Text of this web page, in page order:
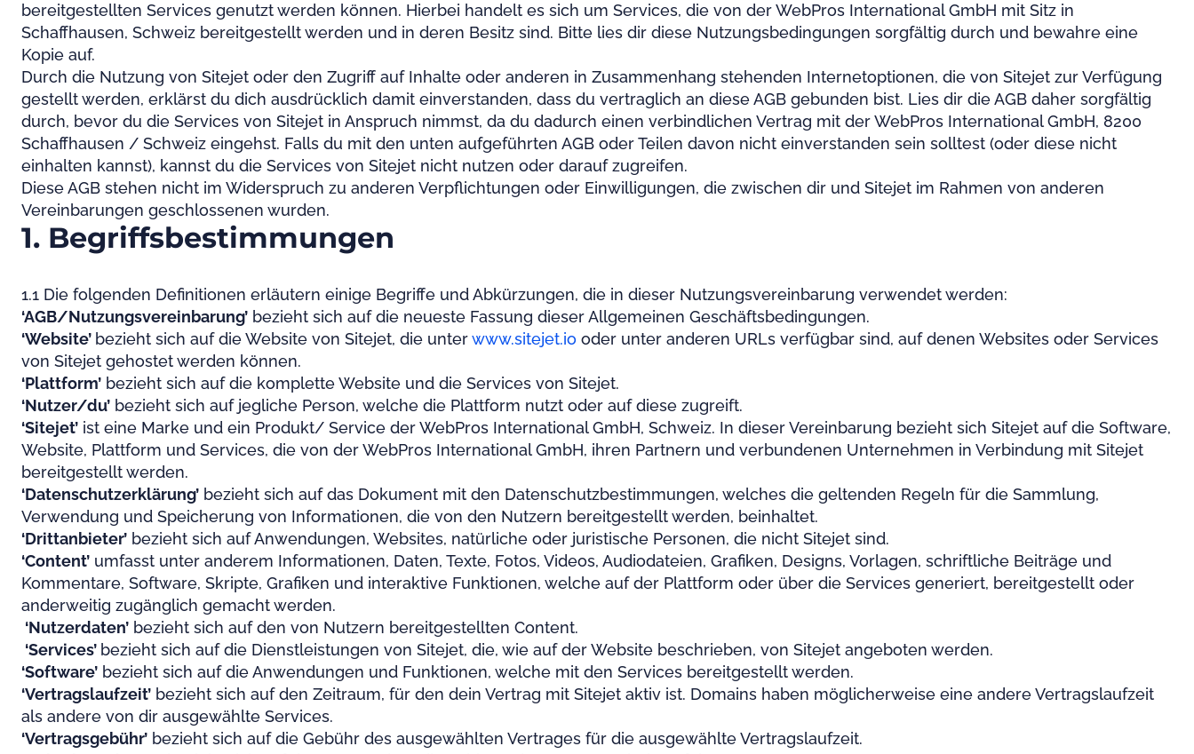
bereitgestellten Services genutzt werden können. Hierbei handelt es sich um Services, die von der WebPros International GmbH mit Sitz in
Schaffhausen, Schweiz bereitgestellt werden und in deren Besitz sind. Bitte lies dir diese Nutzungsbedingungen sorgfältig durch und bewahre eine
Kopie auf.
Durch die Nutzung von Sitejet oder den Zugriff auf Inhalte oder anderen in Zusammenhang stehenden Internetoptionen, die von Sitejet zur Verfügung
gestellt werden, erklärst du dich ausdrücklich damit einverstanden, dass du vertraglich an diese AGB gebunden bist. Lies dir die AGB daher sorgfältig
durch, bevor du die Services von Sitejet in Anspruch nimmst, da du dadurch einen verbindlichen Vertrag mit der WebPros International GmbH, 8200
Schaffhausen / Schweiz eingehst. Falls du mit den unten aufgeführten AGB oder Teilen davon nicht einverstanden sein solltest (oder diese nicht
einhalten kannst), kannst du die Services von Sitejet nicht nutzen oder darauf zugreifen.
Diese AGB stehen nicht im Widerspruch zu anderen Verpflichtungen oder Einwilligungen, die zwischen dir und Sitejet im Rahmen von anderen
Vereinbarungen geschlossenen wurden.
1. Begriffsbestimmungen
1.1 Die folgenden Definitionen erläutern einige Begriffe und Abkürzungen, die in dieser Nutzungsvereinbarung verwendet werden:
‘AGB/Nutzungsvereinbarung’ bezieht sich auf die neueste Fassung dieser Allgemeinen Geschäftsbedingungen.
‘Website’ bezieht sich auf die Website von Sitejet, die unterwww.sitejet.io oder unter anderen URLs verfügbar sind, auf denen Websites oder Services
von Sitejet gehostet werden können.
‘Plattform’ bezieht sich auf die komplette Website und die Services von Sitejet.
‘Nutzer/du’ bezieht sich auf jegliche Person, welche die Plattform nutzt oder auf diese zugreift.
‘Sitejet’ ist eine Marke und ein Produkt/ Service der WebPros International GmbH, Schweiz. In dieser Vereinbarung bezieht sich Sitejet auf die Software,
Website, Plattform und Services, die von der WebPros International GmbH, ihren Partnern und verbundenen Unternehmen in Verbindung mit Sitejet
bereitgestellt werden.
‘Datenschutzerklärung’ bezieht sich auf das Dokument mit den Datenschutzbestimmungen, welches die geltenden Regeln für die Sammlung,
Verwendung und Speicherung von Informationen, die von den Nutzern bereitgestellt werden, beinhaltet.
‘Drittanbieter’ bezieht sich auf Anwendungen, Websites, natürliche oder juristische Personen, die nicht Sitejet sind.
‘Content’ umfasst unter anderem Informationen, Daten, Texte, Fotos, Videos, Audiodateien, Grafiken, Designs, Vorlagen, schriftliche Beiträge und
Kommentare, Software, Skripte, Grafiken und interaktive Funktionen, welche auf der Plattform oder über die Services generiert, bereitgestellt oder
anderweitig zugänglich gemacht werden.
‘Nutzerdaten’ bezieht sich auf den von Nutzern bereitgestellten Content.
‘Services’ bezieht sich auf die Dienstleistungen von Sitejet, die, wie auf der Website beschrieben, von Sitejet angeboten werden.
‘Software’ bezieht sich auf die Anwendungen und Funktionen, welche mit den Services bereitgestellt werden.
‘Vertragslaufzeit’ bezieht sich auf den Zeitraum, für den dein Vertrag mit Sitejet aktiv ist. Domains haben möglicherweise eine andere Vertragslaufzeit
als andere von dir ausgewählte Services.
‘Vertragsgebühr’ bezieht sich auf die Gebühr des ausgewählten Vertrages für die ausgewählte Vertragslaufzeit.